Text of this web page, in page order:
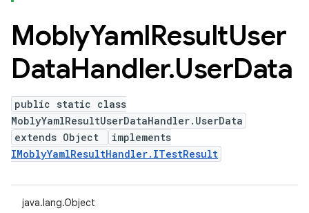
MoblyYamlResultUser
DataHandler.UserData
public static class
MoblyYamlResultUserDataHandler.UserData
extends Object
implements
IMoblyYamlResultHandler.ITestResult
java.lang.Object